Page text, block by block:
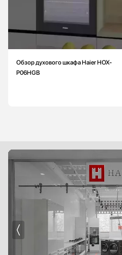
‐ утапливаемые
Обзор духового шкафа Haier HOX-
P06HGB